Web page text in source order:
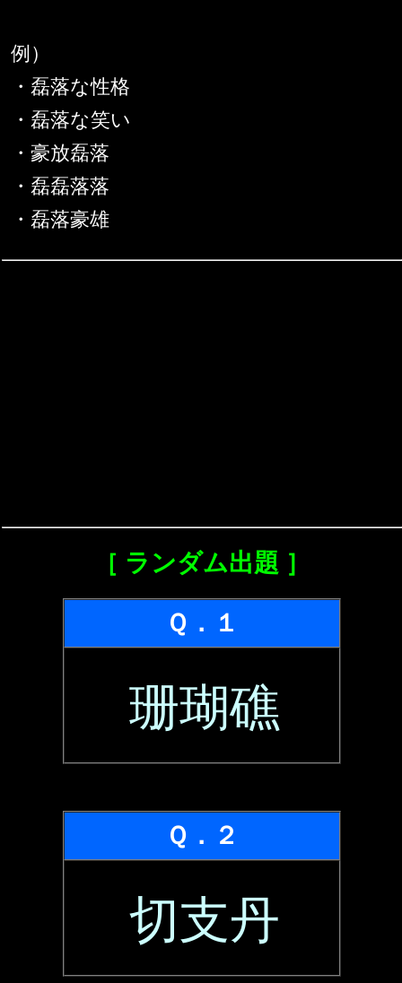
例）
・磊落な性格
・磊落な笑い
・豪放磊落
・磊磊落落
・磊落豪雄
［ ランダム出題 ］
Ｑ．１
珊瑚礁
Ｑ．２
切支丹